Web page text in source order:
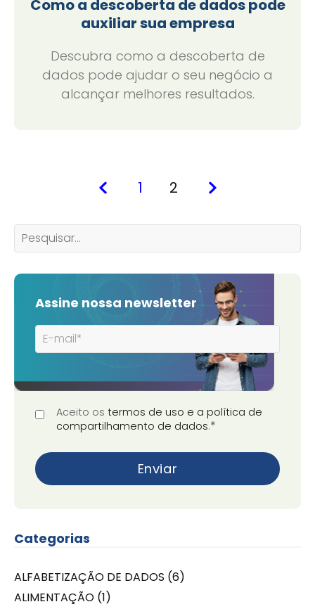
Como a descoberta de dados pode
auxiliar sua empresa
Descubra como a descoberta de
dados pode ajudar o seu negócio a
alcançar melhores resultados.
1 2
Assine nossa newsletter
Aceito os termos de uso e a política de
compartilhamento de dados.*
Categorias
ALFABETIZAÇÃO DE DADOS (6)
ALIMENTAÇÃO (1)